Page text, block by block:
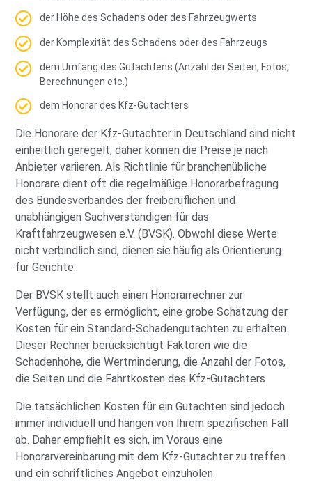
der Höhe des Schadens oder des Fahrzeugwerts
der Komplexität des Schadens oder des Fahrzeugs
dem Umfang des Gutachtens (Anzahl der Seiten, Fotos,
Berechnungen etc.)
dem Honorar des Kfz-Gutachters
Die Honorare der Kfz-Gutachter in Deutschland sind nicht
einheitlich geregelt, daher können die Preise je nach
Anbieter variieren. Als Richtlinie für branchenübliche
Honorare dient oft die regelmäßige Honorarbefragung
des Bundesverbandes der freiberuflichen und
unabhängigen Sachverständigen für das
Kraftfahrzeugwesen e.V. (BVSK). Obwohl diese Werte
nicht verbindlich sind, dienen sie häufig als Orientierung
für Gerichte.
Der BVSK stellt auch einen Honorarrechner zur
Verfügung, der es ermöglicht, eine grobe Schätzung der
Kosten für ein Standard-Schadengutachten zu erhalten.
Dieser Rechner berücksichtigt Faktoren wie die
Schadenhöhe, die Wertminderung, die Anzahl der Fotos,
die Seiten und die Fahrtkosten des Kfz-Gutachters.
Die tatsächlichen Kosten für ein Gutachten sind jedoch
immer individuell und hängen von Ihrem spezifischen Fall
ab. Daher empfiehlt es sich, im Voraus eine
Honorarvereinbarung mit dem Kfz-Gutachter zu treffen
und ein schriftliches Angebot einzuholen.